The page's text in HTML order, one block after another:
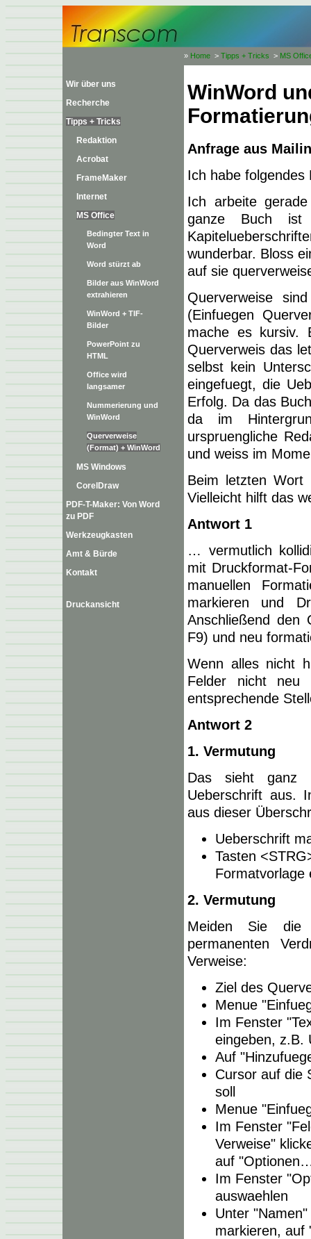
» Home > Tipps + Tricks > MS
Wir über uns
Recherche
Tipps + Tricks
Redaktion
Acrobat
FrameMaker
Internet
MS Office
Bedingter Text in
Word
Word stürzt ab
Bilder aus WinWord
extrahieren
WinWord + TIF-
Bilder
PowerPoint zu
HTML
Office wird
langsamer
Nummerierung und
WinWord
Querverweise
(Format) + WinWord
MS Windows
CorelDraw
PDF-T-Maker: Von Word
zu PDF
Werkzeugkasten
Amt & Bürde
Kontakt
Druckansicht
WinWord
Anfrage aus
Ich habe
Ich arbeite
ganze Buch ist
wunderbar. Bloss
auf sie
Querverweise
(Einfuegen
mache es kursiv.
Querverweis das
selbst kein
eingefuegt, die
Erfolg. Da das
da im
urspruengliche
und weiss im
Beim letzten
Vielleicht hilft das
Antwort 1
… vermutlich
mit Druckformat-
manuellen
markieren und
Anschließend den
F9) und neu
Wenn alles nicht
Felder nicht neu
entsprechende
Antwort 2
1. Vermutung
Das sieht ganz
Ueberschrift aus.
aus dieser
Ueberschrift
Tasten
Formatvorlage
2. Vermutung
Meiden Sie die
permanenten
Verweise:
Ziel des
Menue
Im Fenster
eingeben, z.B.
Auf
Cursor auf die
soll
Menue
Im Fenster
Verweise"
auf
Im Fenster
auswaehlen
Unter
markieren, auf